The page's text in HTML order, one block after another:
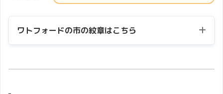
ワトフォードの市の紋章はこちら